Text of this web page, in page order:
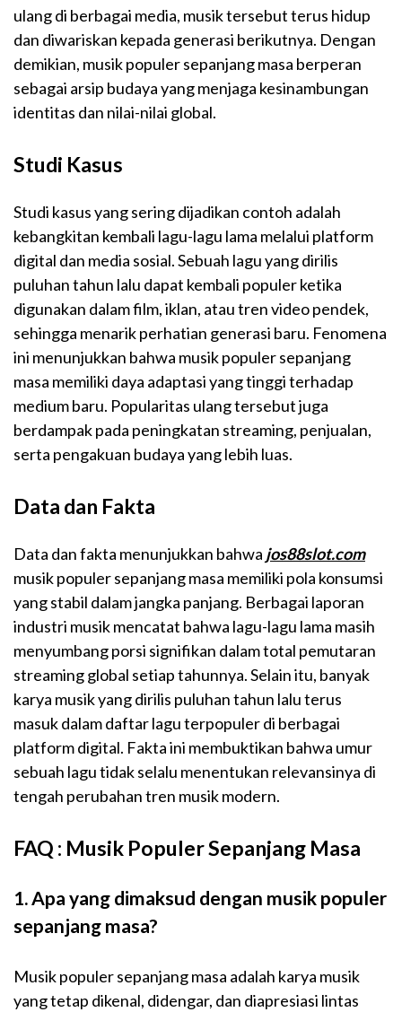
ulang di berbagai media, musik tersebut terus hidup
dan diwariskan kepada generasi berikutnya. Dengan
demikian, musik populer sepanjang masa berperan
sebagai arsip budaya yang menjaga kesinambungan
identitas dan nilai-nilai global.
Studi Kasus
Studi kasus yang sering dijadikan contoh adalah
kebangkitan kembali lagu-lagu lama melalui platform
digital dan media sosial. Sebuah lagu yang dirilis
puluhan tahun lalu dapat kembali populer ketika
digunakan dalam film, iklan, atau tren video pendek,
sehingga menarik perhatian generasi baru. Fenomena
ini menunjukkan bahwa musik populer sepanjang
masa memiliki daya adaptasi yang tinggi terhadap
medium baru. Popularitas ulang tersebut juga
berdampak pada peningkatan streaming, penjualan,
serta pengakuan budaya yang lebih luas.
Data dan Fakta
Data dan fakta menunjukkan bahwa jos88slot.com
musik populer sepanjang masa memiliki pola konsumsi
yang stabil dalam jangka panjang. Berbagai laporan
industri musik mencatat bahwa lagu-lagu lama masih
menyumbang porsi signifikan dalam total pemutaran
streaming global setiap tahunnya. Selain itu, banyak
karya musik yang dirilis puluhan tahun lalu terus
masuk dalam daftar lagu terpopuler di berbagai
platform digital. Fakta ini membuktikan bahwa umur
sebuah lagu tidak selalu menentukan relevansinya di
tengah perubahan tren musik modern.
FAQ : Musik Populer Sepanjang Masa
1. Apa yang dimaksud dengan musik populer
sepanjang masa?
Musik populer sepanjang masa adalah karya musik
yang tetap dikenal, didengar, dan diapresiasi lintas